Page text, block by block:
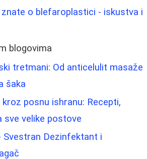
o blefaroplastici - iskustva i
blogovima
tretmani: Od anticelulit masaže
šaka
posnu ishranu: Recepti,
sve velike postove
Svestran Dezinfektant i